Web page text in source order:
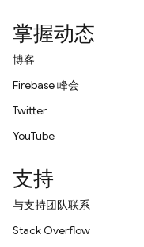
掌握动态
博客
Firebase 峰会
Twitter
YouTube
支持
与支持团队联系
Stack Overflow